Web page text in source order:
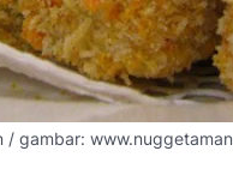
/ gambar: